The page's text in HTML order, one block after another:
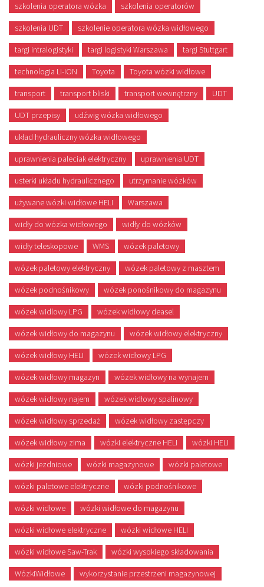
szkolenia operatora wózka szkolenia operatorów
szkolenia UDT szkolenie operatora wózka widłowego
targi intralogistyki targi logistyki Warszawa targi Stuttgart
technologia LI-ION Toyota Toyota wózki widłowe
transport transport bliski transport wewnętrzny UDT
UDT przepisy udźwig wózka widłowego
układ hydrauliczny wózka widłowego
uprawnienia paleciak elektryczny uprawnienia UDT
usterki układu hydraulicznego utrzymanie wózków
używane wózki widłowe HELI Warszawa
widły do wózka widłowego widły do wózków
widły teleskopowe WMS wózek paletowy
wózek paletowy elektryczny wózek paletowy z masztem
wózek podnośnikowy wózek ponośnikowy do magazynu
wózek widlowy LPG wózek widłowy deasel
wózek widłowy do magazynu wózek widłowy elektryczny
wózek widłowy HELI wózek widłowy LPG
wózek widłowy magazyn wózek widłowy na wynajem
wózek widłowy najem wózek widłowy spalinowy
wózek widłowy sprzedaż wózek widłowy zastępczy
wózek widłowy zima wózki elektryczne HELI wózki HELI
wózki jezdniowe wózki magazynowe wózki paletowe
wózki paletowe elektryczne wózki podnośnikowe
wózki widłowe wózki widłowe do magazynu
wózki widłowe elektryczne wózki widłowe HELI
wózki widłowe Saw-Trak wózki wysokiego składowania
WózkiWidłowe wykorzystanie przestrzeni magazynowej